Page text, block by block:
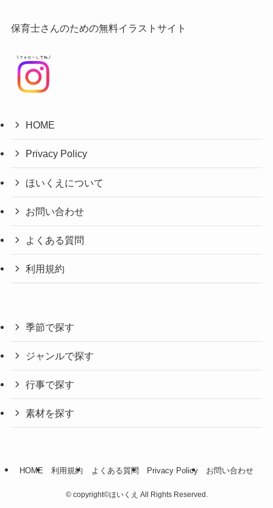
保育士さんのための無料イラストサイト
HOME
Privacy Policy
ほいくえについて
お問い合わせ
よくある質問
利用規約
季節で探す
ジャンルで探す
行事で探す
素材を探す
HOME 利用規約 よくある質問 Privacy Policy お問い合わせ
©copyright©︎ほいくえ All Rights Reserved.